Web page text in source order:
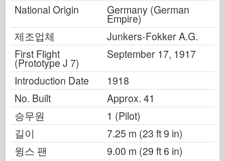
National Origin
Germany (German
Empire)
제조업체
Junkers-Fokker A.G.
First Flight
(Prototype J 7)
September 17, 1917
Introduction Date
1918
No. Built
Approx. 41
승무원
1 (Pilot)
길이
7.25 m (23 ft 9 in)
윙스 팬
9.00 m (29 ft 6 in)